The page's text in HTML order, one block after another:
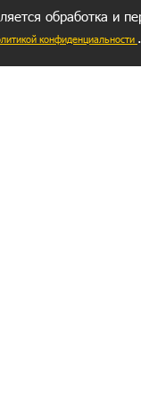
обработка и
конфиденциальности